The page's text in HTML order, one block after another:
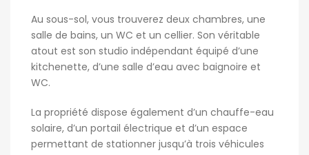
Au sous-sol, vous trouverez deux chambres, une
salle de bains, un WC et un cellier. Son véritable
atout est son studio indépendant équipé d’une
kitchenette, d’une salle d’eau avec baignoire et
WC.
La propriété dispose également d’un chauffe-eau
solaire, d’un portail électrique et d’un espace
permettant de stationner jusqu’à trois véhicules